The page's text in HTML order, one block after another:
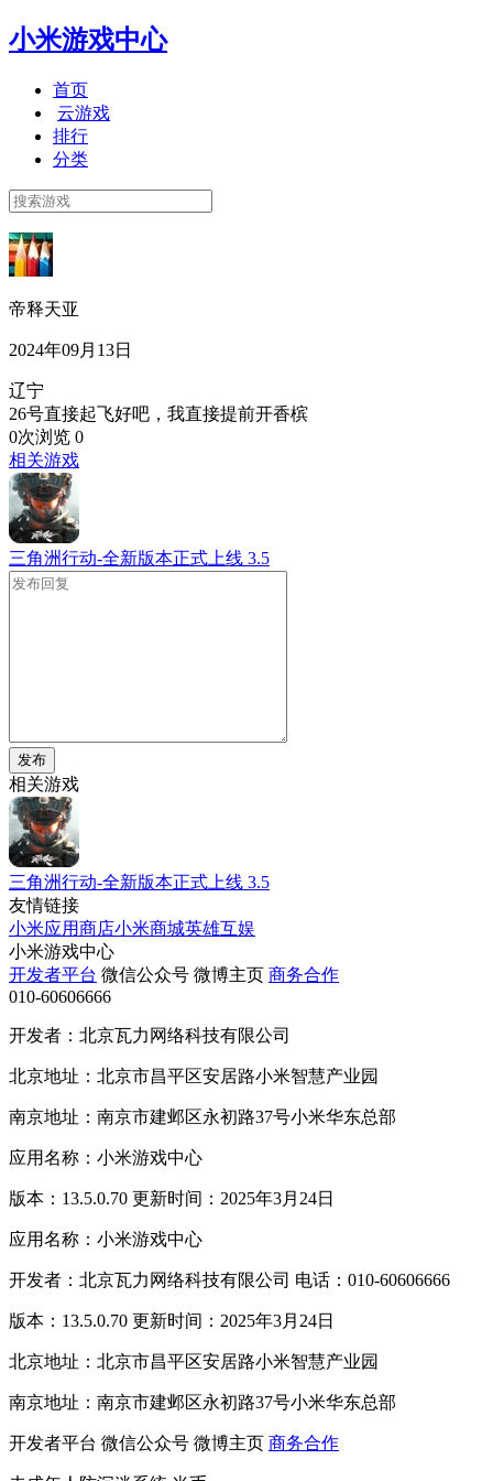
小米游戏中心
首页
云游戏
排行
分类
帝释天亚
2024年09月13日
辽宁
26号直接起飞好吧，我直接提前开香槟
0次浏览 0
相关游戏
三角洲行动-全新版本正式上线 3.5
发布
相关游戏
三角洲行动-全新版本正式上线 3.5
友情链接
小米应用商店小米商城英雄互娱
小米游戏中心
开发者平台 微信公众号 微博主页 商务合作
010-60606666
开发者：北京瓦力网络科技有限公司
北京地址：北京市昌平区安居路小米智慧产业园
南京地址：南京市建邺区永初路37号小米华东总部
应用名称：小米游戏中心
版本：13.5.0.70 更新时间：2025年3月24日
应用名称：小米游戏中心
开发者：北京瓦力网络科技有限公司 电话：010-60606666
版本：13.5.0.70 更新时间：2025年3月24日
北京地址：北京市昌平区安居路小米智慧产业园
南京地址：南京市建邺区永初路37号小米华东总部
开发者平台 微信公众号 微博主页 商务合作